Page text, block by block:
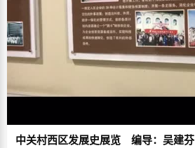
中关村西区发展史展览 编导：吴建芬